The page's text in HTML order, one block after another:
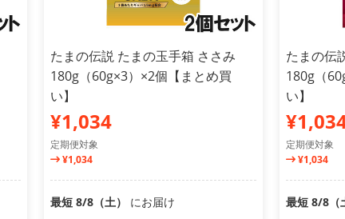
たまの伝説 たまの玉手箱 ささみ
180g（60g×3）×2個【まとめ買
い】
¥1,034
定期便対象
¥1,034
最短 8/8（土） にお届け
たまの伝
180g（
い】
定期便対象
¥1,034
最短 8/8（